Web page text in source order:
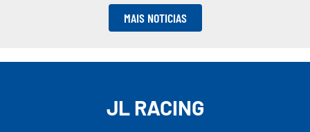
MAIS NOTICIAS
JL RACING